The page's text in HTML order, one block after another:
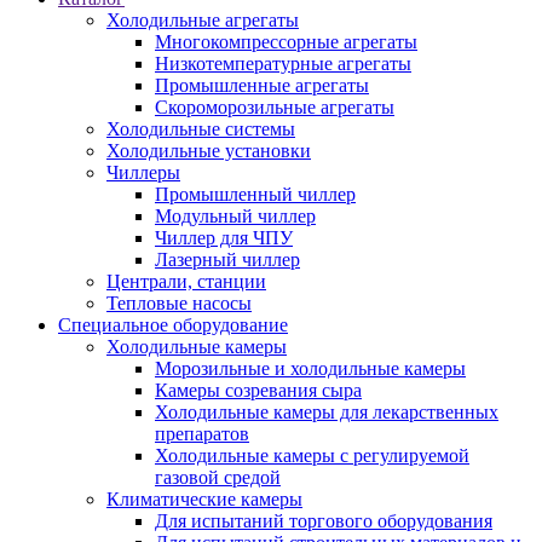
Холодильные агрегаты
Многокомпрессорные агрегаты
Низкотемпературные агрегаты
Промышленные агрегаты
Скороморозильные агрегаты
Холодильные системы
Холодильные установки
Чиллеры
Промышленный чиллер
Модульный чиллер
Чиллер для ЧПУ
Лазерный чиллер
Централи, станции
Тепловые насосы
Специальное оборудование
Холодильные камеры
Морозильные и холодильные камеры
Камеры созревания сыра
Холодильные камеры для лекарственных
препаратов
Холодильные камеры с регулируемой
газовой средой
Климатические камеры
Для испытаний торгового оборудования